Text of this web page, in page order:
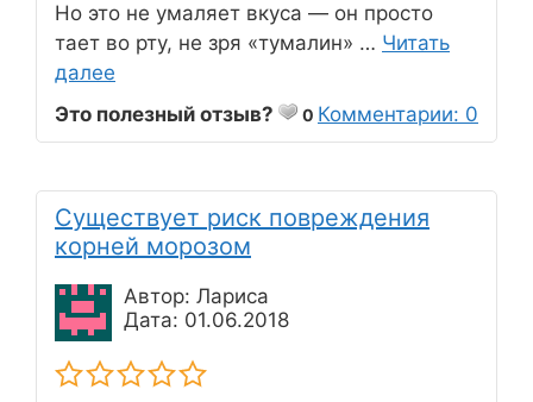
Но это не умаляет вкуса — он просто
тает во рту, не зря «тумалин» … Читать
далее
Это полезный отзыв?
0 Комментарии: 0
Существует риск повреждения
корней морозом
Автор: Лариса
Дата: 01.06.2018